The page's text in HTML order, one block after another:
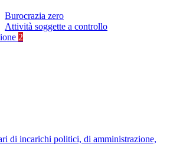
Burocrazia zero
Attività soggette a controllo
2
di incarichi politici, di amministrazione,